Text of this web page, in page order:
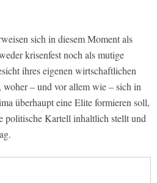
sich in diesem Moment als
krisenfest noch als mutige
ihres eigenen wirtschaftlichen
– und vor allem wie – sich in
überhaupt eine Elite formieren soll,
politische Kartell inhaltlich stellt und